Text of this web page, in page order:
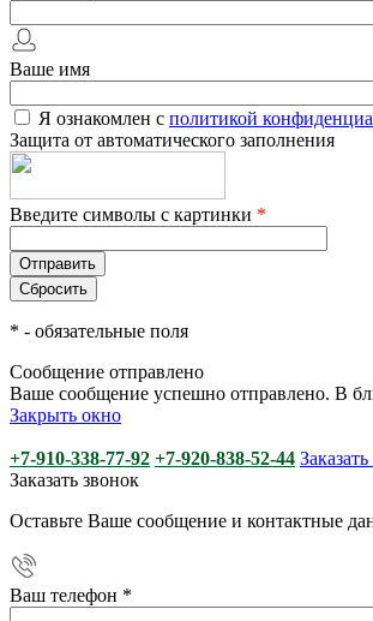
Ваше имя
Я ознакомлен с политикой
Защита от автоматического заполнения
Введите символы с картинки *
* - обязательные поля
Сообщение отправлено
Ваше сообщение успешно отправлено. В
Закрыть окно
+7-910-338-77-92 +7-920-838-52-44
Заказать звонок
Оставьте Ваше сообщение и контактные
Ваш телефон *